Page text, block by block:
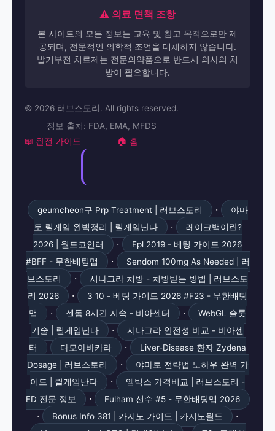
⚠️ 의료 면책 조항
본 사이트의 모든 정보는 교육 및 참고 목적으로만 제
공되며, 전문적인 의학적 조언을 대체하지 않습니다.
발기부전 치료제는 전문의약품으로 반드시 의사의 처
방이 필요합니다.
© 2026 러브스토리. All rights reserved.
정보 출처: FDA, EMA, MFDS
📖 완전 가이드 🏠 홈
geumcheon구 Prp Treatment | 러브스토리 ·
야마
토 릴게임 완벽정리 | 릴게임난다
·
레이크백이란?
2026 | 월드코인러
·
Epl 2019 - 베팅 가이드 2026
#BFF - 무한배팅맵
·
Sendom 100mg As Needed | 러
브스토리
·
시나그라 처방 - 처방받는 방법 | 러브스토
리 2026
·
3 10 - 베팅 가이드 2026 #F23 - 무한배팅
맵
· 센돔 8시간 지속 - 비아센터 ·
WebGL 슬롯
기술 | 릴게임난다
·
시나그라 안전성 비교 - 비아센
터
다모아바카라 ·
Liver-Disease 환자 Zydena
Dosage | 러브스토리
·
야마토 전략법 노하우 완벽 가
이드 | 릴게임난다
·
엠빅스 가격비교 | 러브스토리 -
ED 전문 정보
· Fulham 선수 #5 - 무한배팅맵 2026
· Bonus Info 381 | 카지노 가이드 | 카지노월드 ·